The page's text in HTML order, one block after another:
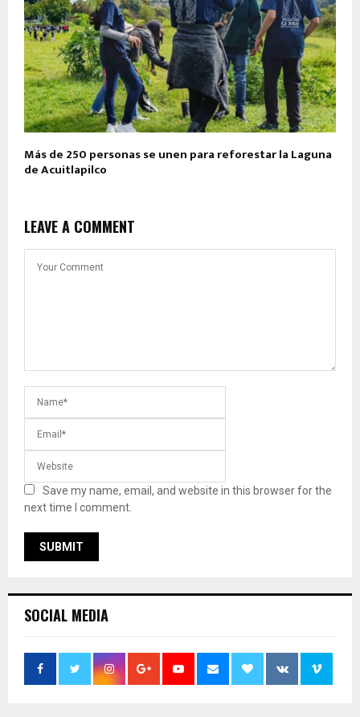
Más de 250 personas se unen para reforestar la Laguna
de Acuitlapilco
LEAVE A COMMENT
Save my name, email, and website in this browser for the
next time I comment.
SOCIAL MEDIA